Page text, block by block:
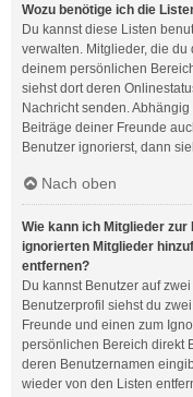
Wozu benötige ich die
Du kannst diese Listen
verwalten. Mitglieder, die
deinem persönlichen
siehst dort deren
Nachricht senden.
Beiträge deiner Freunde
Benutzer ignorierst, dann
Nach oben
Wie kann ich Mitglieder
ignorierten Mitglieder
entfernen?
Du kannst Benutzer auf
Benutzerprofil siehst du
Freunde und einen zum
persönlichen Bereich direkt
deren Benutzernamen
wieder von den Listen